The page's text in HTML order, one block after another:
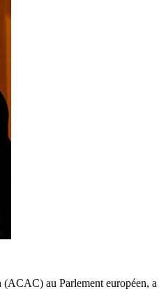
au Parlement européen,